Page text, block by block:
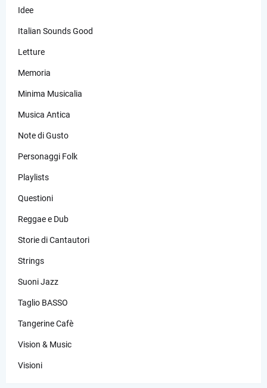
Idee
Italian Sounds Good
Letture
Memoria
Minima Musicalia
Musica Antica
Note di Gusto
Personaggi Folk
Playlists
Questioni
Reggae e Dub
Storie di Cantautori
Strings
Suoni Jazz
Taglio BASSO
Tangerine Cafè
Vision & Music
Visioni